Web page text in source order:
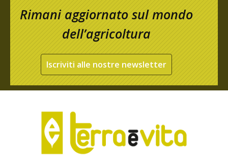
Rimani aggiornato sul mondo
dell’agricoltura
Iscriviti alle nostre newsletter